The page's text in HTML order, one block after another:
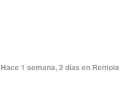
Hace 1 semana, 2 días en Rentola